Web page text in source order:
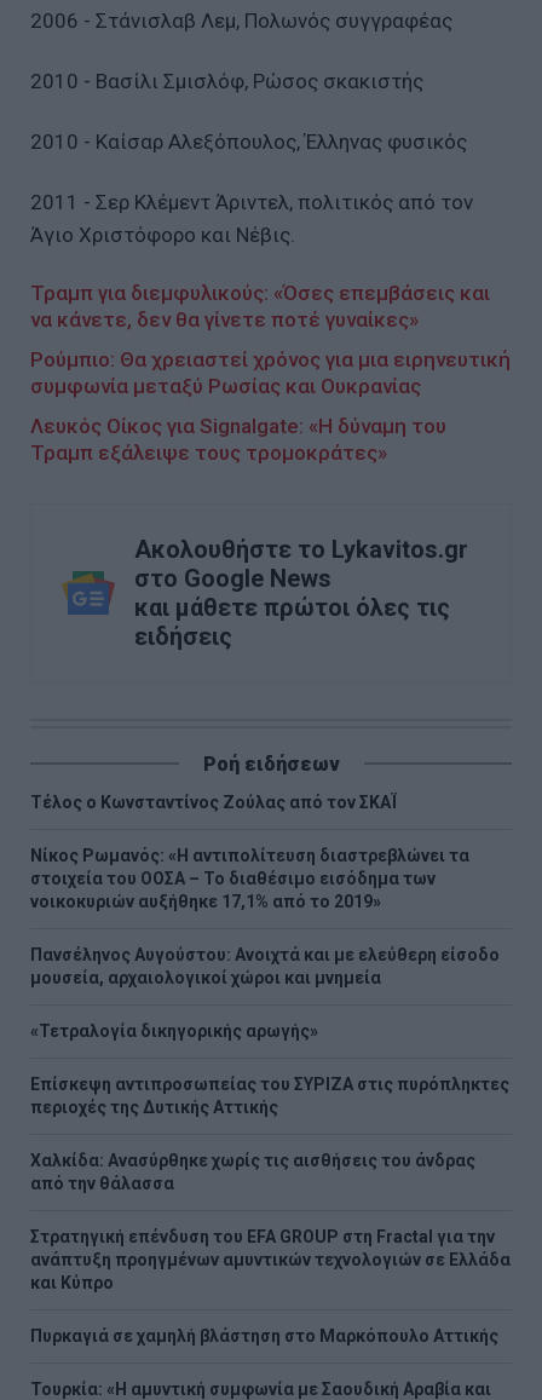
2006 - Στάνισλαβ Λεμ, Πολωνός συγγραφέας
2010 - Βασίλι Σμισλόφ, Ρώσος σκακιστής
2010 - Καίσαρ Αλεξόπουλος, Έλληνας φυσικός
2011 - Σερ Κλέμεντ Άριντελ, πολιτικός από τον
Άγιο Χριστόφορο και Νέβις.
Τραμπ για διεμφυλικούς: «Όσες επεμβάσεις και
να κάνετε, δεν θα γίνετε ποτέ γυναίκες»
Ρούμπιο: Θα χρειαστεί χρόνος για μια ειρηνευτική
συμφωνία μεταξύ Ρωσίας και Ουκρανίας
Λευκός Οίκος για Signalgate: «Η δύναμη του
Τραμπ εξάλειψε τους τρομοκράτες»
Ακολουθήστε το Lykavitos.gr
στο Google News
και μάθετε πρώτοι όλες τις
ειδήσεις
Ροή ειδήσεων
Τέλος ο Κωνσταντίνος Ζούλας από τον ΣΚΑΪ
Νίκος Ρωμανός: «Η αντιπολίτευση διαστρεβλώνει τα
στοιχεία του ΟΟΣΑ – Το διαθέσιμο εισόδημα των
νοικοκυριών αυξήθηκε 17,1% από το 2019»
Πανσέληνος Αυγούστου: Ανοιχτά και με ελεύθερη είσοδο
μουσεία, αρχαιολογικοί χώροι και μνημεία
«Τετραλογία δικηγορικής αρωγής»
Επίσκεψη αντιπροσωπείας του ΣΥΡΙΖΑ στις πυρόπληκτες
περιοχές της Δυτικής Αττικής
Χαλκίδα: Ανασύρθηκε χωρίς τις αισθήσεις του άνδρας
από την θάλασσα
Στρατηγική επένδυση του EFA GROUP στη Fractal για την
ανάπτυξη προηγμένων αμυντικών τεχνολογιών σε Ελλάδα
και Κύπρο
Πυρκαγιά σε χαμηλή βλάστηση στο Μαρκόπουλο Αττικής
Τουρκία: «Η αμυντική συμφωνία με Σαουδική Αραβία και